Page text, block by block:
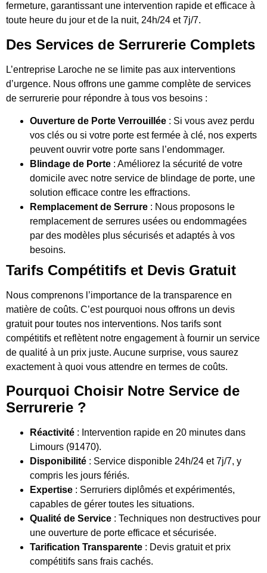
fermeture, garantissant une intervention rapide et efficace à
toute heure du jour et de la nuit, 24h/24 et 7j/7.
Des Services de Serrurerie Complets
L’entreprise Laroche ne se limite pas aux interventions
d’urgence. Nous offrons une gamme complète de services
de serrurerie pour répondre à tous vos besoins :
Ouverture de Porte Verrouillée : Si vous avez perdu
vos clés ou si votre porte est fermée à clé, nos experts
peuvent ouvrir votre porte sans l’endommager.
Blindage de Porte : Améliorez la sécurité de votre
domicile avec notre service de blindage de porte, une
solution efficace contre les effractions.
Remplacement de Serrure : Nous proposons le
remplacement de serrures usées ou endommagées
par des modèles plus sécurisés et adaptés à vos
besoins.
Tarifs Compétitifs et Devis Gratuit
Nous comprenons l’importance de la transparence en
matière de coûts. C’est pourquoi nous offrons un devis
gratuit pour toutes nos interventions. Nos tarifs sont
compétitifs et reflètent notre engagement à fournir un service
de qualité à un prix juste. Aucune surprise, vous saurez
exactement à quoi vous attendre en termes de coûts.
Pourquoi Choisir Notre Service de
Serrurerie ?
Réactivité : Intervention rapide en 20 minutes dans
Limours (91470).
Disponibilité : Service disponible 24h/24 et 7j/7, y
compris les jours fériés.
Expertise : Serruriers diplômés et expérimentés,
capables de gérer toutes les situations.
Qualité de Service : Techniques non destructives pour
une ouverture de porte efficace et sécurisée.
Tarification Transparente : Devis gratuit et prix
compétitifs sans frais cachés.